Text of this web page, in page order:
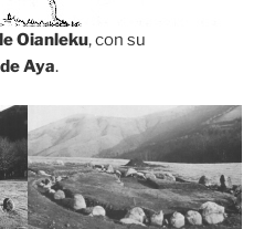
Oianleku, con su
Aya.